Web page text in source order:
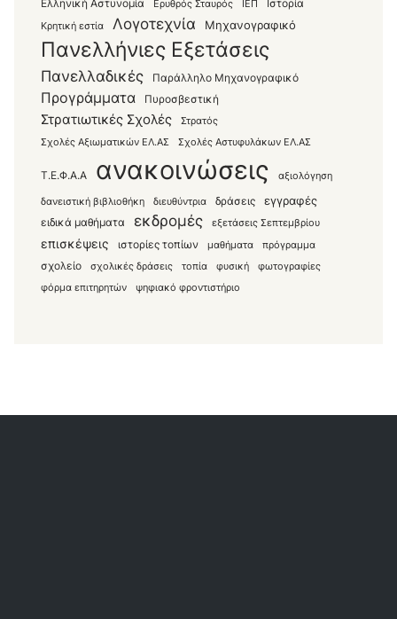
Ελληνική Αστυνομία Ερυθρός Σταυρός ΙΕΠ Ιστορία
Κρητική εστία Λογοτεχνία Μηχανογραφικό
Πανελλήνιες Εξετάσεις
Πανελλαδικές Παράλληλο Μηχανογραφικό
Προγράμματα Πυροσβεστική
Στρατιωτικές Σχολές
Στρατός
Σχολές Αξιωματικών ΕΛ.ΑΣ
Σχολές Αστυφυλάκων ΕΛ.ΑΣ
Τ.Ε.Φ.Α.Α ανακοινώσεις αξιολόγηση
δανειστική βιβλιοθήκη διευθύντρια δράσεις εγγραφές
ειδικά μαθήματα εκδρομές εξετάσεις Σεπτεμβρίου
επισκέψεις ιστορίες τοπίων μαθήματα πρόγραμμα
σχολείο σχολικές δράσεις τοπία φυσική
φωτογραφίες
φόρμα επιτηρητών
ψηφιακό φροντιστήριο